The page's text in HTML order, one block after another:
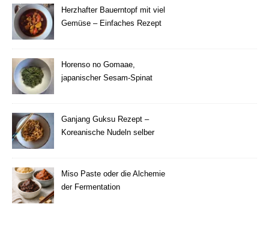
Herzhafter Bauerntopf mit viel
Gemüse – Einfaches Rezept
Horenso no Gomaae,
japanischer Sesam-Spinat
Ganjang Guksu Rezept –
Koreanische Nudeln selber
Miso Paste oder die Alchemie
der Fermentation